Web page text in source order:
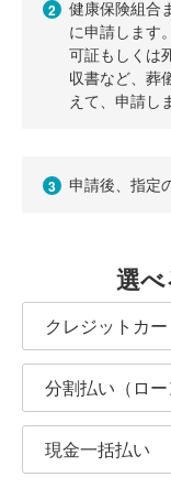
2
健康保険組合
に申請します
可証もしくは
収書など、葬
えて、申請し
3 申請後、指定
選
クレジットカー
分割払い（ロー
現金一括払い